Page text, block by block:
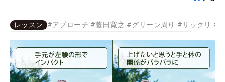
レッスン #アプローチ #藤田寛之 #グリーン周り #ザックリ #